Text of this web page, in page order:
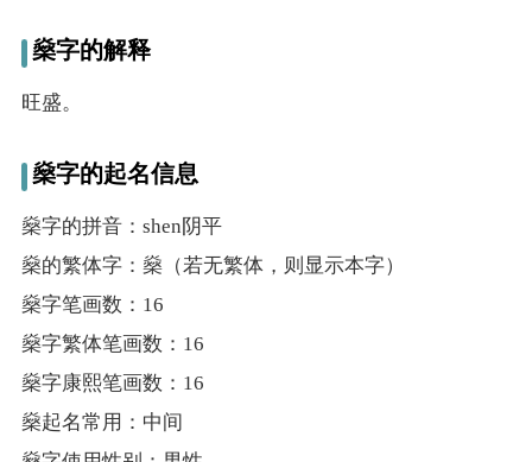
肖
起
名
蛇年起名
兔年起名
虎年起名
燊字的解释
旺盛。
燊字的起名信息
燊字的拼音：shen阴平
燊的繁体字：燊（若无繁体，则显示本字）
燊字笔画数：16
燊字繁体笔画数：16
燊字康熙笔画数：16
燊起名常用：中间